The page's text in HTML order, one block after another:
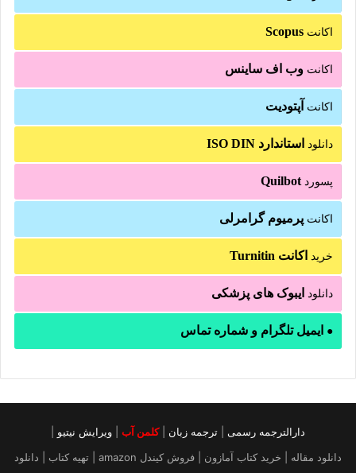
اکانت Scopus
اکانت وب اف ساینس
اکانت آپتودیت
دانلود استاندارد ISO DIN
پسوردQuilbot
اکانت پرمیوم گرامرلی
خرید اکانت Turnitin
دانلود ایبوک های پزشکی
● ایمیل تلگرام و شماره تماس
دارالترجمه رسمی ترجمه زبان |کلمن آب ویرایش نیتیو
دانلود مقاله | خرید کتاب آمازون | فروش کیندل amazon | تهیه کتاب | دانلود